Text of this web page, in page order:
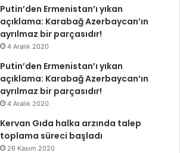
Putin’den Ermenistan’ı yıkan
açıklama: Karabağ Azerbaycan’ın
ayrılmaz bir parçasıdır!
4 Aralık 2020
Putin’den Ermenistan’ı yıkan
açıklama: Karabağ Azerbaycan’ın
ayrılmaz bir parçasıdır!
4 Aralık 2020
Kervan Gıda halka arzında talep
toplama süreci başladı
26 Kasım 2020